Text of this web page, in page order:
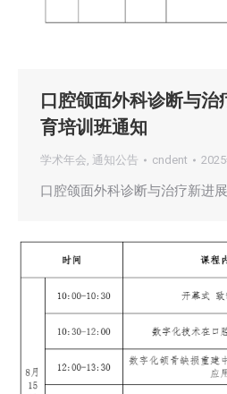
口腔颌面外科诊断与治
育培训班通知
学术年会, 通知公告 cndent
口腔颌面外科诊断与治疗新进展